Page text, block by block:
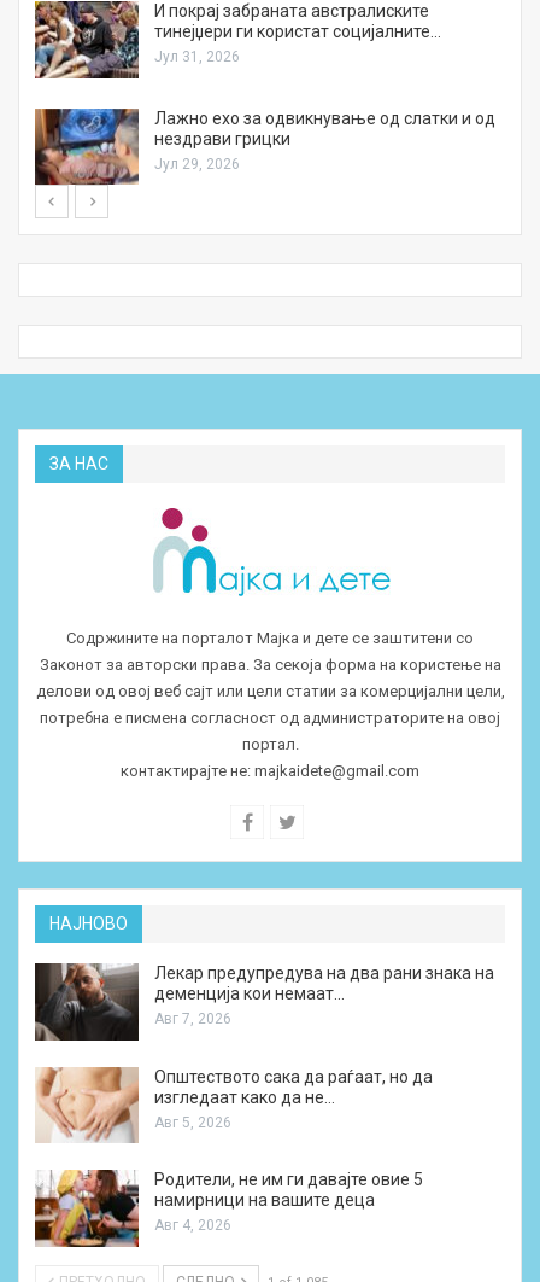
И покрај забраната австралиските
тинејџери ги користат социјалните…
Јул 31, 2026
Лажно ехо за одвикнување од слатки и од
нездрави грицки
Јул 29, 2026
ЗА НАС
Содржините на порталот Мајка и дете се заштитени со
Законот за авторски права. За секоја форма на користење на
делови од овој веб сајт или цели статии за комерцијални цели,
потребна е писмена согласност од администраторите на овој
портал.
контактирајте не: majkaidete@gmail.com
НАЈНОВО
Лекар предупредува на два рани знака на
деменција кои немаат…
Авг 7, 2026
Општеството сака да раѓаат, но да
изгледаат како да не…
Авг 5, 2026
Родители, не им ги давајте овие 5
намирници на вашите деца
Авг 4, 2026